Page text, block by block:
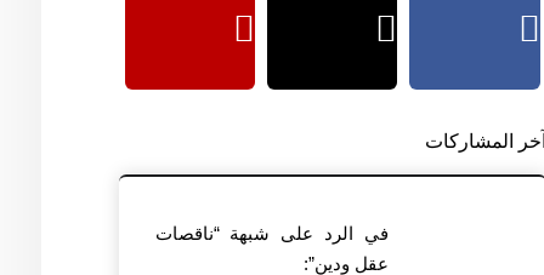
آخر المشاركات
في الرد على شبهة “ناقصات
عقل ودين”: